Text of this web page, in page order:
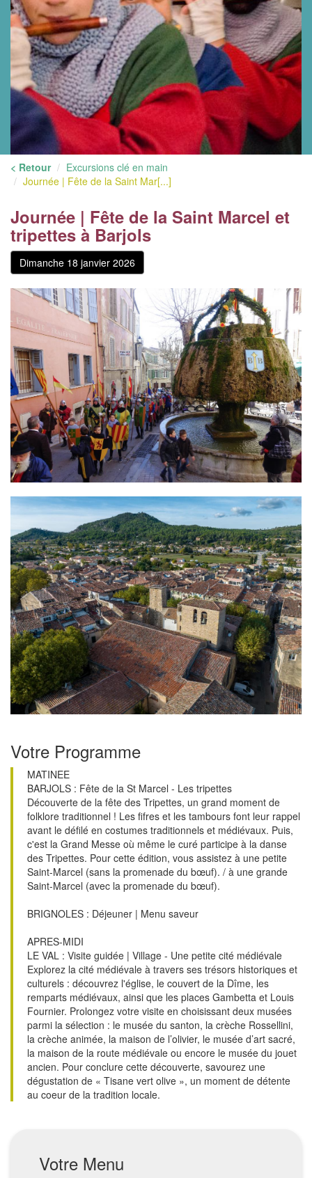
< Retour
Excursions clé en main
Journée | Fête de la Saint Mar[...]
Journée | Fête de la Saint Marcel et
tripettes à Barjols
Dimanche 18 janvier 2026
Votre Programme
MATINEE
BARJOLS : Fête de la St Marcel - Les tripettes
Découverte de la fête des Tripettes, un grand moment de
folklore traditionnel ! Les fifres et les tambours font leur rappel
avant le défilé en costumes traditionnels et médiévaux. Puis,
c'est la Grand Messe où même le curé participe à la danse
des Tripettes. Pour cette édition, vous assistez à une petite
Saint-Marcel (sans la promenade du bœuf). / à une grande
Saint-Marcel (avec la promenade du bœuf).
BRIGNOLES : Déjeuner | Menu saveur
APRES-MIDI
LE VAL : Visite guidée | Village - Une petite cité médiévale
Explorez la cité médiévale à travers ses trésors historiques et
culturels : découvrez l'église, le couvert de la Dîme, les
remparts médiévaux, ainsi que les places Gambetta et Louis
Fournier. Prolongez votre visite en choisissant deux musées
parmi la sélection : le musée du santon, la crèche Rossellini,
la crèche animée, la maison de l’olivier, le musée d’art sacré,
la maison de la route médiévale ou encore le musée du jouet
ancien. Pour conclure cette découverte, savourez une
dégustation de « Tisane vert olive », un moment de détente
au coeur de la tradition locale.
Votre Menu